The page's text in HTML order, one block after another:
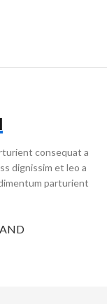
consequat a
dignissim et leo a
parturient